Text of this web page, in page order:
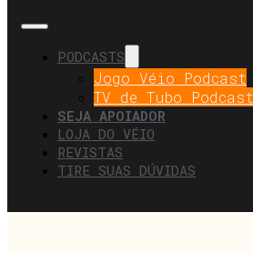
PODCASTS
Jogo Véio Podcast
TV de Tubo Podcast
SEJA APOIADOR
LOJA DO VÉIO
REVISTAS
TIRE SUAS DÚVIDAS